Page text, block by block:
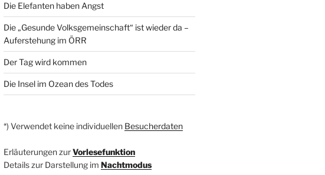
Die Elefanten haben Angst
Die „Gesunde Volksgemeinschaft“ ist wieder da –
Auferstehung im ÖRR
Der Tag wird kommen
Die Insel im Ozean des Todes
*) Verwendet keine individuellen Besucherdaten
Erläuterungen zurVorlesefunktion
Details zur Darstellung im Nachtmodus